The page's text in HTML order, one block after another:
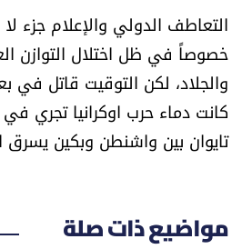
التعاطف الدولي والإعلام جزء لا
خصوصاً في ظل اختلال التوازن
والجلاد، لكن التوقيت قاتل في
كانت دماء حرب اوكرانيا تجري في
تايوان بين واشنطن وبكين يسرق
مواضيع ذات صلة